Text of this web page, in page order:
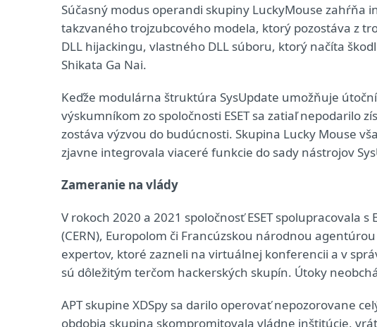
Súčasný modus operandi skupiny LuckyMouse zahŕňa
takzvaného trojzubcového modela, ktorý pozostáva z
DLL hijackingu, vlastného DLL súboru, ktorý načíta
Shikata Ga Nai.
Keďže modulárna štruktúra SysUpdate umožňuje
výskumníkom zo spoločnosti ESET sa zatiaľ nepodarilo
zostáva výzvou do budúcnosti. Skupina Lucky Mouse
zjavne integrovala viaceré funkcie do sady nástrojov
Zameranie na vlády
V rokoch 2020 a 2021 spoločnosť ESET spolupracovala
(CERN), Europolom či Francúzskou národnou
expertov, ktoré zazneli na virtuálnej konferencii a v
sú dôležitým terčom hackerských skupín. Útoky
APT skupine XDSpy sa darilo operovať nepozorovane
obdobia skupina skompromitovala vládne inštitúcie,